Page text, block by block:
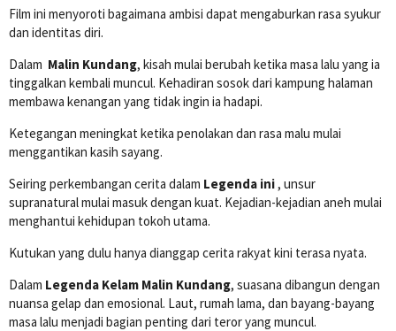
Film ini menyoroti bagaimana ambisi dapat mengaburkan rasa syukur
dan identitas diri.
Dalam Malin Kundang, kisah mulai berubah ketika masa lalu yang ia
tinggalkan kembali muncul. Kehadiran sosok dari kampung halaman
membawa kenangan yang tidak ingin ia hadapi.
Ketegangan meningkat ketika penolakan dan rasa malu mulai
menggantikan kasih sayang.
Seiring perkembangan cerita dalam Legenda ini, unsur
supranatural mulai masuk dengan kuat. Kejadian-kejadian aneh mulai
menghantui kehidupan tokoh utama.
Kutukan yang dulu hanya dianggap cerita rakyat kini terasa nyata.
Dalam Legenda Kelam Malin Kundang, suasana dibangun dengan
nuansa gelap dan emosional. Laut, rumah lama, dan bayang-bayang
masa lalu menjadi bagian penting dari teror yang muncul.